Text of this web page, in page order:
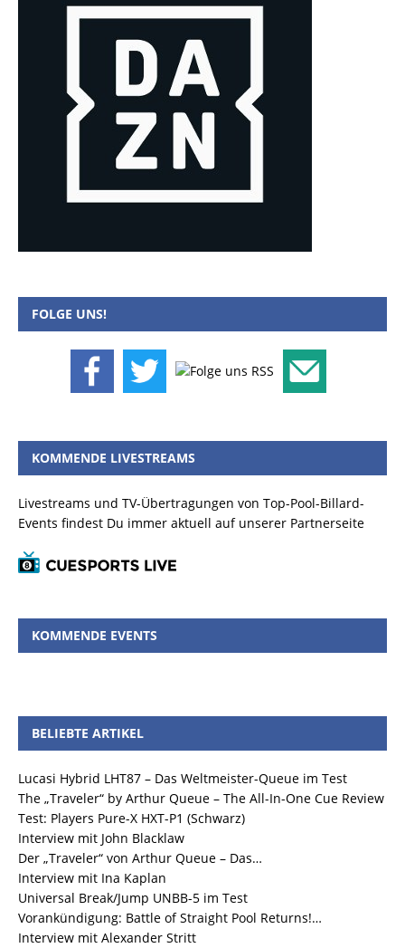
FOLGE UNS!
KOMMENDE LIVESTREAMS
Livestreams und TV-Übertragungen von Top-Pool-Billard-
Events findest Du immer aktuell auf unserer Partnerseite
KOMMENDE EVENTS
BELIEBTE ARTIKEL
Lucasi Hybrid LHT87 – Das Weltmeister-Queue im Test
The „Traveler“ by Arthur Queue – The All-In-One Cue Review
Test: Players Pure-X HXT-P1 (Schwarz)
Interview mit John Blacklaw
Der „Traveler“ von Arthur Queue – Das…
Interview mit Ina Kaplan
Universal Break/Jump UNBB-5 im Test
Vorankündigung: Battle of Straight Pool Returns!…
Interview mit Alexander Stritt